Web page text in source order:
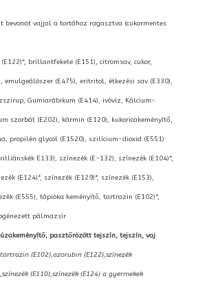
bevonat vajjal a tortához ragasztva (cukormentes
brillantfekete (E151), citromsav, cukor,
emulgeálószer (E475), eritritol, étkezési sav (E330),
Gumiarábikum (E414), ivóvíz, Kálcium-
szorbát (E202), kármin (E120), kukoricakeményítő,
propilén glycol (E1520), szilícium-dioxid (E551)
E133), színezék (E-132), színezék (E104)*,
(E124)*, színezék (E129)*, színezék (E153),
(E555), tápióka keményítő, tartrazin (E102)*,
pálmazsír
pasztőrözött tejszín, tejszín, vaj
(E102),azorubin (E122),színezék
(E110),színezék (E124) a gyermekek